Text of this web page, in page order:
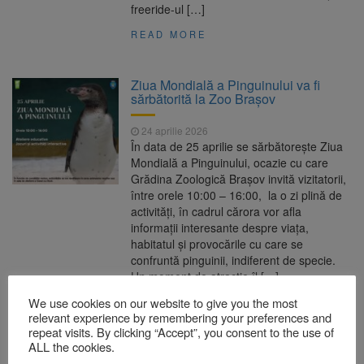
freeride-ul […]
READ MORE
Ziua Mondială a Pinguinului va fi
sărbătorită la Zoo Brașov
24 aprilie 2026
În data de 25 aprilie se sărbătorește Ziua
Mondială a Pinguinului, ocazie cu care
Grădina Zoologică Brașov invită vizitatorii,
între orele 10:00 – 16:00, la o zi plină de
activități, în cadrul cărora vor afla
informații interesante despre viața,
habitatul și provocările cu care se
confruntă pinguinii, indiferent de specie.
Un moment de atracție îl […]
READ MORE
We use cookies on our website to give you the most
relevant experience by remembering your preferences and
repeat visits. By clicking “Accept”, you consent to the use of
ALL the cookies.